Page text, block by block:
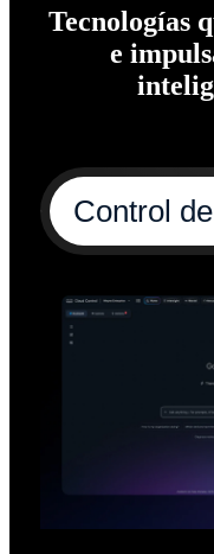
Tecnologías
e
Control